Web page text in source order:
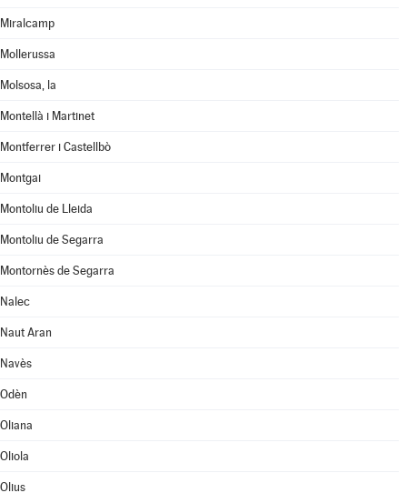
Miralcamp
Mollerussa
Molsosa, la
Montellà i Martinet
Montferrer i Castellbò
Montgai
Montoliu de Lleida
Montoliu de Segarra
Montornès de Segarra
Nalec
Naut Aran
Navès
Odèn
Oliana
Oliola
Olius